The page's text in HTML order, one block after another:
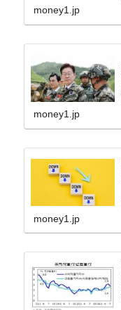
money1.jp
money1.jp
money1.jp